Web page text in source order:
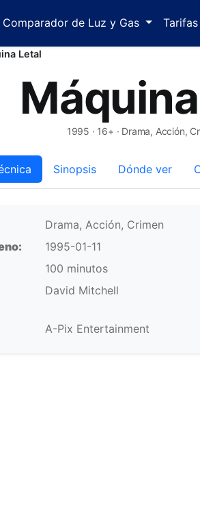
Comparador de Luz y Gas
Letal
1995 · 16+ · Drama, Acción,
Sinopsis Dónde ver
Drama, Acción, Crimen
1995-01-11
100 minutos
David Mitchell
A-Pix Entertainment